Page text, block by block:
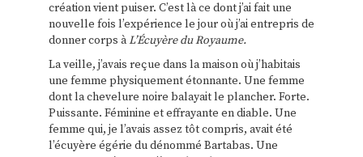
création vient puiser. C’est là ce dont j’ai fait une
nouvelle fois l’expérience le jour où j’ai entrepris de
donner corps àL’Écuyère du Royaume.
La veille, j’avais reçue dans la maison où j’habitais
une femme physiquement étonnante. Une femme
dont la chevelure noire balayait le plancher. Forte.
Puissante. Féminine et effrayante en diable. Une
femme qui, je l’avais assez tôt compris, avait été
l’écuyère égérie du dénommé Bartabas. Une